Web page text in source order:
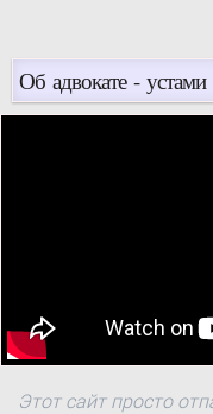
Об адвокате -
Этот сайт просто